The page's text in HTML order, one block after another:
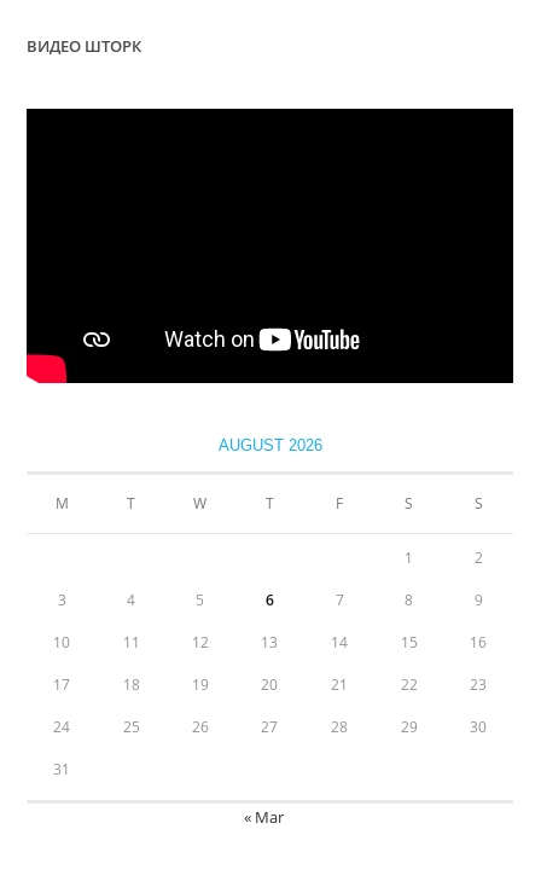
ВИДЕО ШТОРК
AUGUST 2026
M T W T F S S
1 2
3 4 5 6 7 8 9
10 11 12 13 14 15 16
17 18 19 20 21 22 23
24 25 26 27 28 29 30
31
« Mar